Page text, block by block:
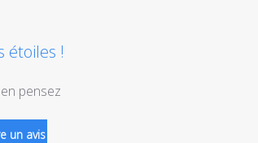
étoiles !
pensez
un avis